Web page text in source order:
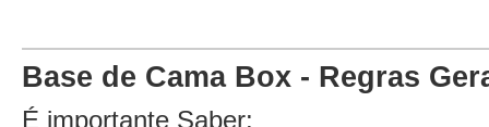
Base de Cama Box - Regras
É importante Saber: